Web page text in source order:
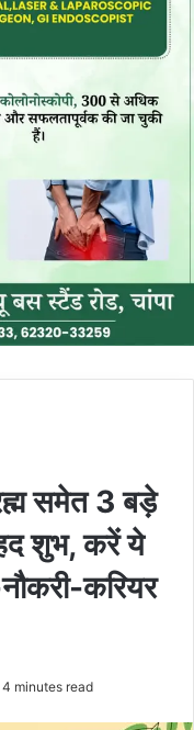
समेत 3 बड़े
शुभ, करें ये
करियर
4 minutes read